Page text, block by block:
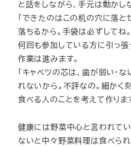
と話をしながら、手元は動かし
「できたのはこの机の穴に落と
落ちるから。手袋は必ずしてね。
何回も参加している方に引っ張
作業は進みます。
「キャベツの芯は、歯が弱い・
れないから。不評なの。細かく
食べる人のことを考えて作りま
健康には野菜中心と言われて
ないと中々野菜料理は食べられ